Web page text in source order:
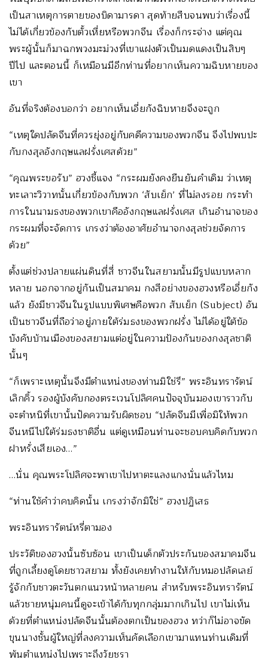
เป็นสาเหตุการตายของบิดามารดา สุดท้ายสืบจนพบว่าเรื่องนี้
ไม่ได้เกี่ยวข้องกับตั้วเหี่ยหรือพวกจีน เรื่องก็กระจ่าง แต่คุณ
พระผู้นั้นก็มาฉกพวงมะม่วงที่เขาแฝงตัวเป็นมดแดงเป็นสิบๆ
ปีไป และตอนนี้ ก็เหมือนมีอีกท่านที่อยากเห็นความฉิบหายของ
เขา
อันที่จริงต้องบอกว่า อยากเห็นเอี่ยกังฉิบหายจึงจะถูก
“เหตุใดปลัดจีนที่ควรยุ่งอยู่กับคดีความของพวกจีน จึงไปพบปะ
กับกงสุลอังกฤษแลฝรั่งเศสด้วย”
“คุณพระขอรับ” ฮวงชี้แจง “กระผมยังคงยืนยันคำเดิม ว่าเหตุ
ทะเลาะวิวาทนั้นเกี่ยวข้องกับพวก ‘สับเย็ก’ ที่ไม่ลงรอย กระทำ
การในนามธงของพวกเขาคืออังกฤษแลฝรั่งเศส เกินอำนาจของ
กระผมที่จะจัดการ เกรงว่าต้องอาศัยอำนาจกงสุลช่วยจัดการ
ด้วย”
ตั้งแต่ช่วงปลายแผ่นดินที่สี่ ชาวจีนในสยามนั้นมีรูปแบบหลาก
หลาย นอกจากอยู่กันเป็นสมาคม กงสีอย่างของฮวงหรือเอี่ยกัง
แล้ว ยังมีชาวจีนในรูปแบบพิเศษคือพวก สับเย็ก (Subject) อัน
เป็นชาวจีนที่ถือว่าอยู่ภายใต้ร่มธงของพวกฝรั่ง ไม่ได้อยู่ใต้ข้อ
บังคับบ้านเมืองของสยามแต่อยู่ในความป้องกันของกงสุลชาติ
นั้นๆ
“ก็เพราะเหตุนั้นจึงมีตำแหน่งของท่านมิใช่รึ” พระอินทรารัตน์
เลิกคิ้ว รองผู้บังคับกองตระเวนโปลิศคนปัจจุบันมองเขาราวกับ
จะตำหนิที่เขานั้นปัดความรับผิดชอบ “ปลัดจีนมีเพื่อมิให้พวก
จีนหนีไปใต้ร่มธงชาติอื่น แต่ดูเหมือนท่านจะชอบคบคิดกับพวก
ฝาหรั่งเสียเอง…”
…นั่น คุณพระโปลิศจะพาเขาไปหาตะแลงแกงนั่นแล้วไหม
“ท่านใช้คำว่าคบคิดนั้น เกรงว่าจักมิใช่” ฮวงปฏิเสธ
พระอินทรารัตน์หรี่ตามอง
ประวัติของฮวงนั้นซับซ้อน เขาเป็นเด็กตัวประกันของสมาคมจีน
ที่ถูกเลี้ยงดูโดยชาวสยาม ทั้งยังเคยทำงานให้กับหมอปลัดเลย์
รู้จักกับชาวตะวันตกแนวหน้าหลายคน สำหรับพระอินทรารัตน์
แล้วชายหนุ่มคนนี้ดูจะเข้าได้กับทุกกลุ่มมากเกินไป เขาไม่เห็น
ด้วยที่ตำแหน่งปลัดจีนนั้นต้องตกเป็นของฮวง ทว่าก็ไม่อาจขัด
ขุนนางชั้นผู้ใหญ่ที่ลงความเห็นคัดเลือกเขามาแทนท่านเดิมที่
พ้นตำแหน่งไปเพราะถึงวัยชรา